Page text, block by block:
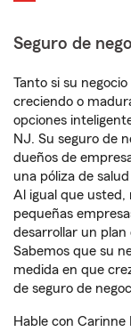
Seguro de
Tanto si su
creciendo o
opciones
NJ. Su seguro de
dueños de
una póliza de
Al igual que usted,
pequeñas
desarrollar un
Sabemos que su
medida en que
de seguro de
Hable con